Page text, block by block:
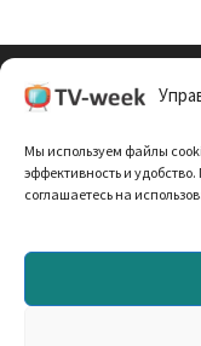
Мы используем файлы
эффективность и
соглашаетесь на
Политика
Запрещено
согласования с